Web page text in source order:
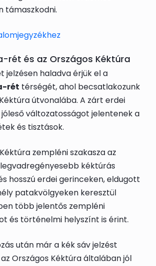
támaszkodni.
rét és az Országos Kéktúra
jelzésen haladva érjük el a
rét térségét, ahol becsatlakozunk
útvonalába. A zárt erdei
változatosságot jelentenek a
és tisztások.
zempléni szakasza az
kéktúrás
hosszú erdei gerinceken, eldugott
patakvölgyeken keresztül
több jelentős zempléni
és történelmi helyszínt is érint.
után már a kék sáv jelzést
Országos Kéktúra általában jól